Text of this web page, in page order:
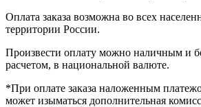
Оплата заказа возможна во всех
территории России.
Произвести оплату можно наличным и
расчетом, в национальной валюте.
*При оплате заказа наложенным
может изыматься дополнительная